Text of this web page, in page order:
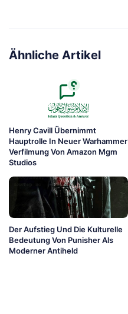
Ähnliche Artikel
Henry Cavill Übernimmt
Hauptrolle In Neuer Warhammer
Verfilmung Von Amazon Mgm
Studios
Der Aufstieg Und Die Kulturelle
Bedeutung Von Punisher Als
Moderner Antiheld